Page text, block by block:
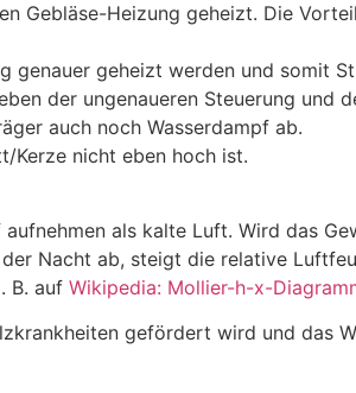
Gebläse-Heizung geheizt. Die
genauer geheizt werden und somit
der ungenaueren Steuerung und
auch noch Wasserdampf ab.
Kerze nicht eben hoch ist.
als kalte Luft. Wird das
Nacht ab, steigt die relative
B. auf Wikipedia: Mollier-h-x-
gefördert wird und das